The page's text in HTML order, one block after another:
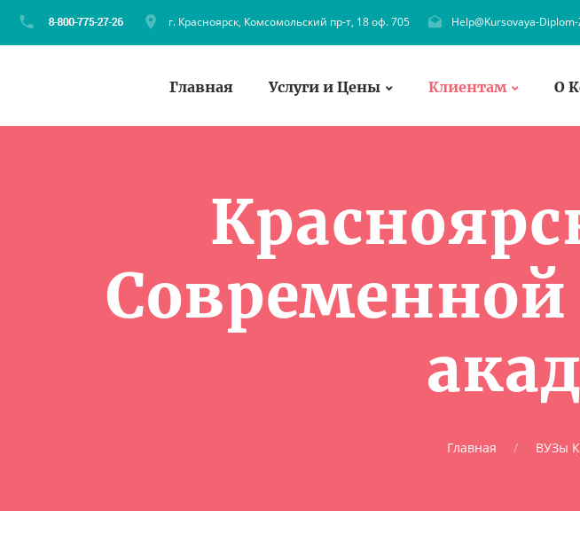
г. Красноярск, Комсомольский пр-т, 18 оф. 705 Help@Kursovaya-
Главная Услуги и Цены Клиентам О
Главная ВУЗы